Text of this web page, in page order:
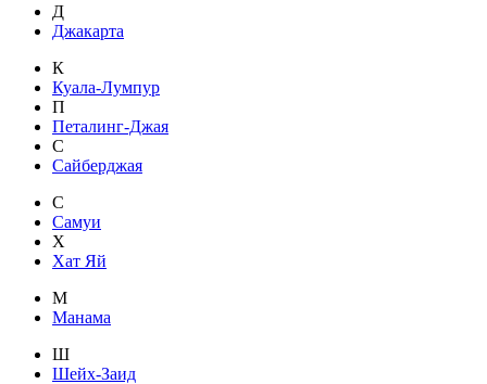
Д
Джакарта
К
Куала-Лумпур
П
Петалинг-Джая
С
Сайберджая
С
Самуи
Х
Хат Яй
М
Манама
Ш
Шейх-Заид